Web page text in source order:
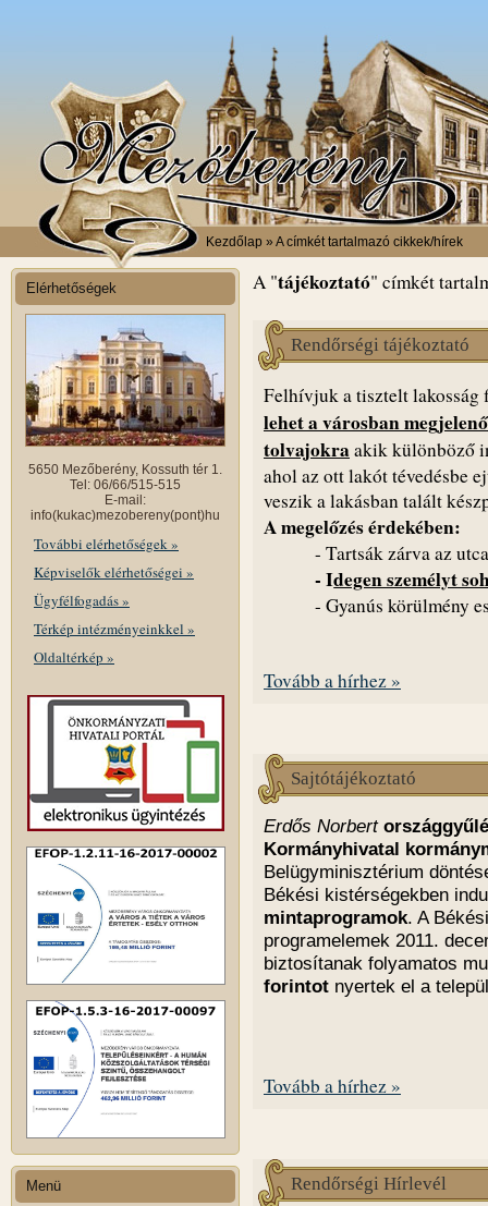
Kezdőlap » A címkét tartalmazó cikkek/hírek
Elérhetőségek
5650 Mezőberény, Kossuth tér 1.
Tel: 06/66/515-515
E-mail:
info(kukac)mezobereny(pont)hu
További elérhetőségek »
Képviselők elérhetőségei »
Ügyfélfogadás »
Térkép intézményeinkkel »
Oldaltérkép »
Menü
A "tájékoztató" címkét
Rendőrségi tájékoztató
Felhívjuk a tisztelt
lehet a városban
tolvajokra akik különböző
ahol az ott lakót tévedésbe
veszik a lakásban talált
A megelőzés érdekében:
- Tartsák zárva az
- Idegen személyt
- Gyanús körülmény
Tovább a hírhez »
Sajtótájékoztató
Erdős Norbert
Kormányhivatal
Belügyminisztérium
Békési kistérségekben
mintaprogramok. A
programelemek 2011.
biztosítanak folyamatos
forintot nyertek el a
Tovább a hírhez »
Rendőrségi Hírlevél